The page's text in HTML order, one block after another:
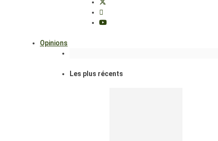
Opinions
Les plus récents